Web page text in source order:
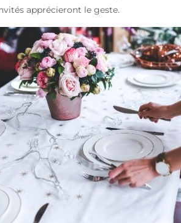
apprécieront le geste.